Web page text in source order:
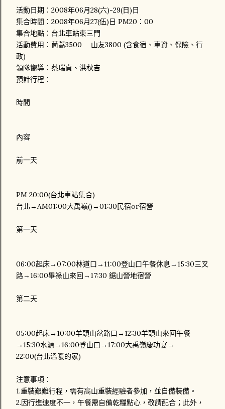
活動日期：2008年06月28(六)-29(日)日
集合時間：2008年06月27(伍)日 PM20：00
集合地點：台北車站東三門
活動費用：茼蒿3500 山友3800 (含食宿、車資、保險、行
政)
領隊嚮導：蔡瑞貞、洪秋吉
預計行程：
時間
內容
前一天
PM 20:00(台北車站集合)
台北→AM01:00大禹嶺()→01:30民宿or宿營
第一天
06:00起床→07:00林道口→11:00登山口午餐休息→15:30三叉
路→16:00畢祿山來回→17:30 鋸山營地宿營
第二天
05:00起床→10:00羊頭山岔路口→12:30羊頭山來回午餐
→15:30水源→16:00登山口→17:00大禹嶺慶功宴→
22:00(台北溫暖的家)
注意事項：
1.重裝艱難行程，需有高山重裝經驗者參加，並自備裝備。
2.因行進速度不一，午餐需自備乾糧點心，敬請配合；此外，